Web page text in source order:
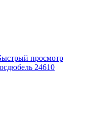
просмотр
24610